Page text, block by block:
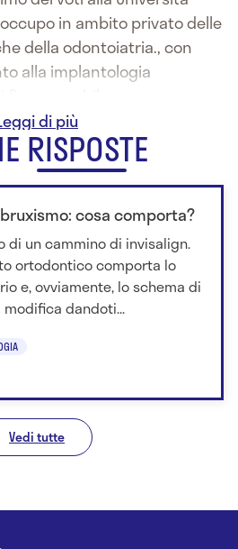
in ambito privato delle
della odontoiatria., con
alla implantologia
endodonzia.
RISPOSTE
cosa comporta?
di un cammino di invisalign.
ortodontico comporta lo
e, ovviamente, lo schema di
dandoti...
Vedi tutte